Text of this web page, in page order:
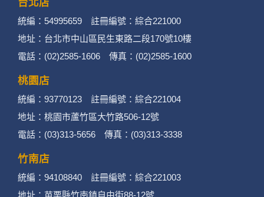
台北店
統編：54995659 註冊編號：綜合221000
地址：台北市中山區民生東路二段170號10樓
電話：(02)2585-1606 傳真：(02)2585-1600
桃園店
統編：93770123 註冊編號：綜合221004
地址：桃園市蘆竹區大竹路506-12號
電話：(03)313-5656 傳真：(03)313-3338
竹南店
統編：94108840 註冊編號：綜合221003